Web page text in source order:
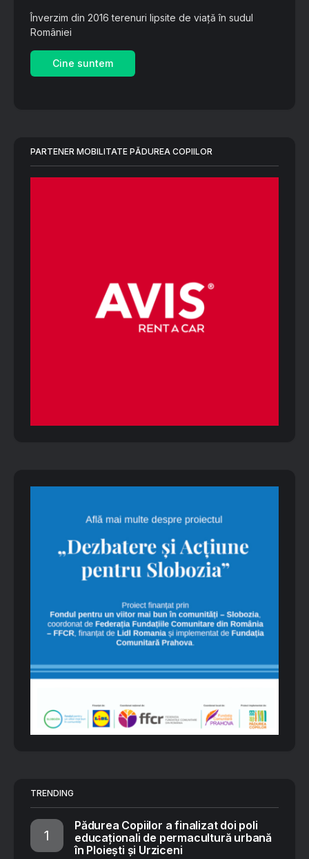
Înverzim din 2016 terenuri lipsite de viață în sudul
României
Cine suntem
PARTENER MOBILITATE PĂDUREA COPIILOR
TRENDING
Pădurea Copiilor a finalizat doi poli
educaționali de permacultură urbană
în Ploiești și Urziceni